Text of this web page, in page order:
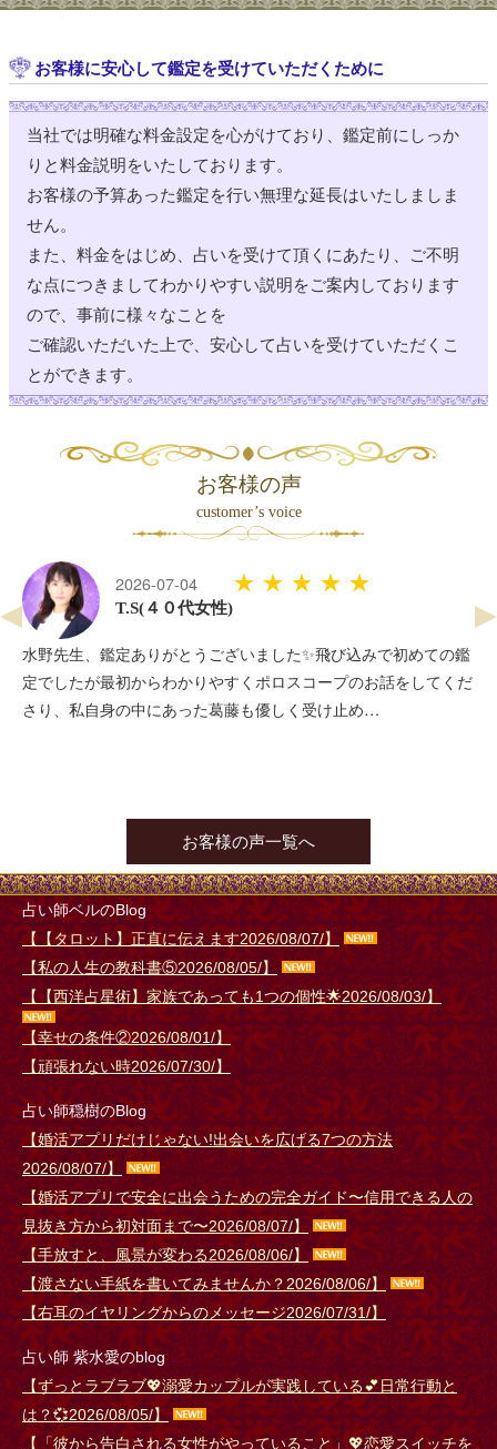
12:00 (60分) (20分) (20分)
12:00 ～ 21:00
神田
ルナ愛華
15:15 (60分) 16:00 (60分 3名)
12:00 ～ 21:00
浅草駅前
【電話】15:30 (30分) 16:30 (30分)
12:00 ～ 21:00
12:00 ～ 21:00 浅草駅前
仲野鳳殊
14:45 (60分)
12:00 ～ 21:00
広小路
心丸
12:00 ～ 21:00
広小路
藤川陽吏
20:00 (30分)
12:00 ～ 21:00
広小路
14:00 (40分 2名) 15:15 (30分)
12:00 ～ 21:00
自由が丘南口
12:00 ～ 21:00 自由が丘南口
12:00 ～ 21:00 すしや通り
まんまマリア
13:00 (70分) 【電話】14:30 (30分) 17:00 (60分) 18:30 (30分)
13:45 (60分)
14:00 ～ 21:00
伊勢佐木
21:00 ～ 23:00 リモート
エト天命
【電話】21:30 (30分)
21:00 ～ 23:30
リモート ベル
お客様に安心して鑑定を受けていただくために
当社では明確な料金設定を心がけており、鑑定前にしっか
りと料金説明をいたしております。
お客様の予算あった鑑定を行い無理な延長はいたしましま
せん。
また、料金をはじめ、占いを受けて頂くにあたり、ご不明
な点につきましてわかりやすい説明をご案内しております
ので、事前に様々なことを
ご確認いただいた上で、安心して占いを受けていただくこ
とができます。
お客様の声
customer’s voice
2026-07-03
(４０代女性)
★★★★★
いつも優しく対応してくださり、ありがとうございます。 ま
た、よろしくお願いします。
お客様の声一覧へ